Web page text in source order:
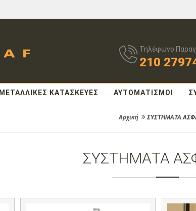
Τηλέφωνο
210
ΜΕΤΑΛΛΙΚΕΣ ΚΑΤΑΣΚΕΥΕΣ ΑΥΤΟΜΑΤΙΣΜΟΙ
Αρχική ΣΥΣΤΗΜΑΤΑ
ΣΥΣΤΗΜΑΤΑ